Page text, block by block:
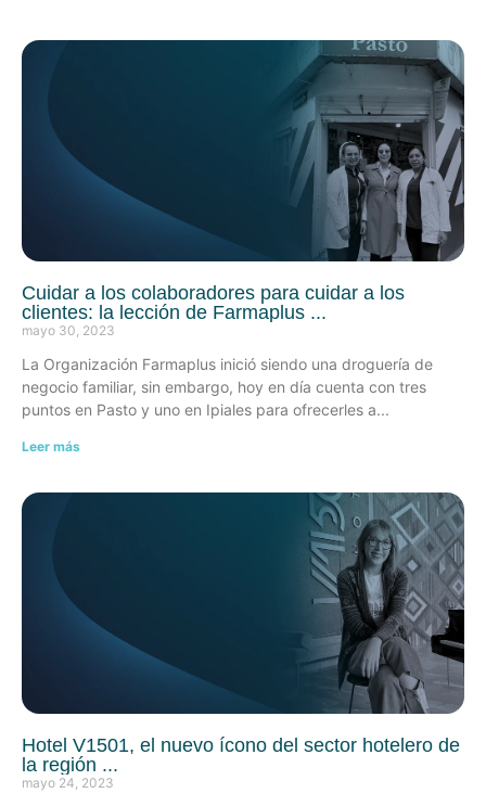
Cuidar a los colaboradores para cuidar a los
clientes: la lección de Farmaplus
mayo 30, 2023
La Organización Farmaplus inició siendo una droguería de
negocio familiar, sin embargo, hoy en día cuenta con tres
puntos en Pasto y uno en Ipiales para ofrecerles a
Leer más
Hotel V1501, el nuevo ícono del sector hotelero de
la región
mayo 24, 2023